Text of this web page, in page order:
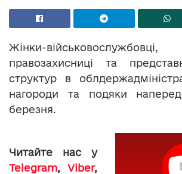
Жінки-
правозахисниці та
структур в
нагороди та подяки
березня.
Читайте нас у
Telegram, Viber,